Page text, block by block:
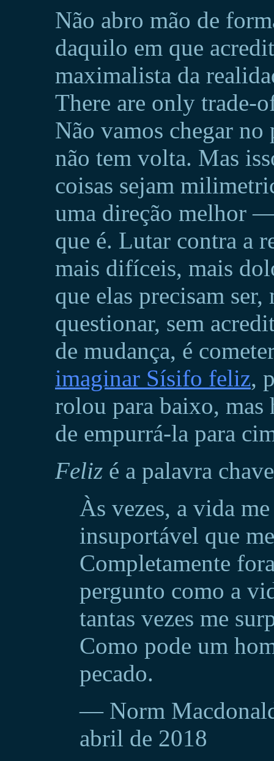
Não abro mão de
daquilo em que
maximalista da
There are only trade-
Não vamos chegar no
não tem volta. Mas
coisas sejam
uma direção melhor
que é. Lutar contra a
mais difíceis, mais
que elas precisam ser,
questionar, sem
de mudança, é
imaginar Sísifo feliz,
rolou para baixo, mas
de empurrá-la para
Feliz é a palavra
Às vezes, a vida
insuportável que
Completamente
pergunto como a
tantas vezes me
Como pode um
pecado.
— Norm
abril de 2018